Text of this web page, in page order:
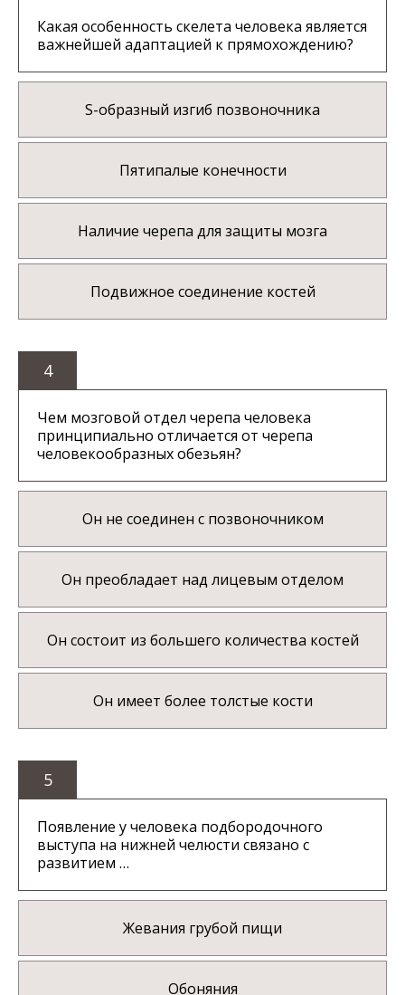
Какая особенность скелета человека является
важнейшей адаптацией к прямохождению?
S-образный изгиб позвоночника
Пятипалые конечности
Наличие черепа для защиты мозга
Подвижное соединение костей
4
Чем мозговой отдел черепа человека
принципиально отличается от черепа
человекообразных обезьян?
Он не соединен с позвоночником
Он преобладает над лицевым отделом
Он состоит из большего количества костей
Он имеет более толстые кости
5
Появление у человека подбородочного
выступа на нижней челюсти связано с
развитием …
Жевания грубой пищи
Обоняния